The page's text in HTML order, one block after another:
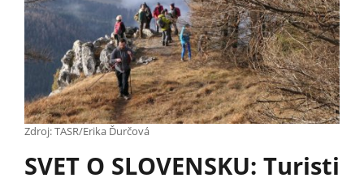
Zdroj: TASR/Erika Ďurčová
SVET O SLOVENSKU: Turisti